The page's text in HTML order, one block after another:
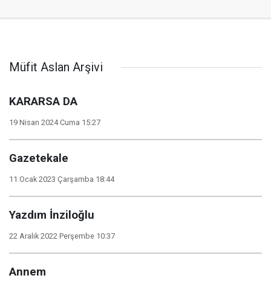
Müfit Aslan Arşivi
KARARSA DA
19 Nisan 2024 Cuma 15:27
Gazetekale
11 Ocak 2023 Çarşamba 18:44
Yazdım İnziloğlu
22 Aralık 2022 Perşembe 10:37
Annem